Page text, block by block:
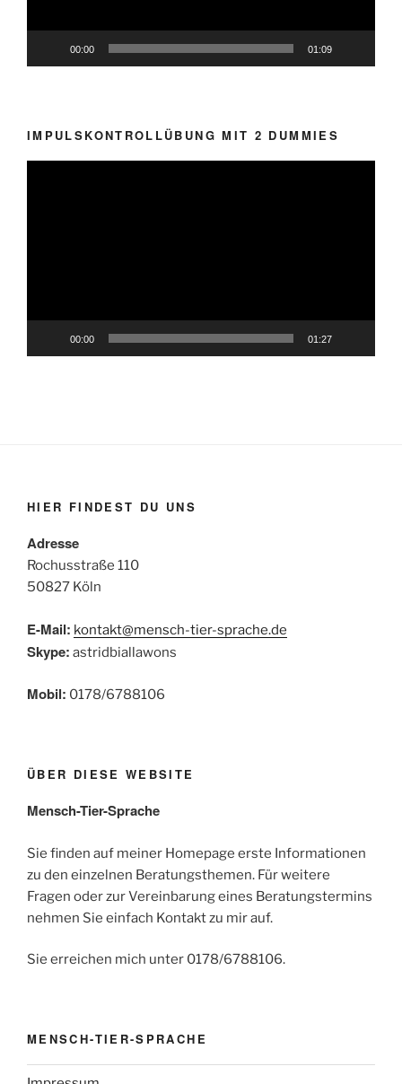
00:00 01:09
IMPULSKONTROLLÜBUNG MIT 2 DUMMIES
00:00 01:27
HIER FINDEST DU UNS
Adresse
Rochusstraße 110
50827 Köln
E-Mail: kontakt@mensch-tier-sprache.de
Skype: astridbiallawons
Mobil: 0178/6788106
ÜBER DIESE WEBSITE
Mensch-Tier-Sprache
Sie finden auf meiner Homepage erste Informationen
zu den einzelnen Beratungsthemen. Für weitere
Fragen oder zur Vereinbarung eines Beratungstermins
nehmen Sie einfach Kontakt zu mir auf.
Sie erreichen mich unter 0178/6788106.
MENSCH-TIER-SPRACHE